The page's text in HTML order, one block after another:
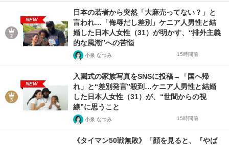
NEW
日本の若者から突然「大麻売ってない？」と
言われ…「侮辱だし差別」ケニア人男性と結
婚した日本人女性（31）が明かす、“排外主義
的な風潮”への苦悩
小泉 なつみ 15時間前
NEW
入園式の家族写真をSNSに投稿→「国へ帰
れ」と“差別発言”殺到…ケニア人男性と結婚
した日本人女性（31）が、“世間からの視
線”に思うこと
小泉 なつみ 15時間前
《タイマン50戦無敗》「顔を見ると、『やば